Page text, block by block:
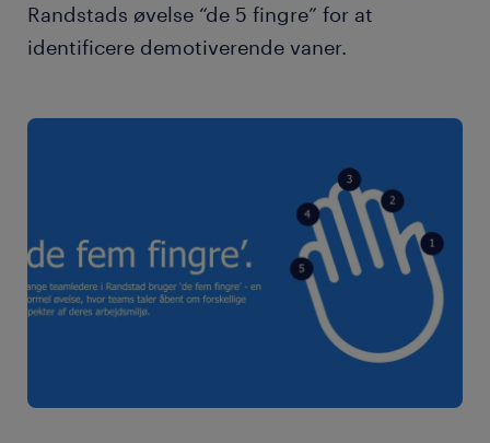
Randstads øvelse “de 5 fingre” for at
identificere demotiverende vaner.